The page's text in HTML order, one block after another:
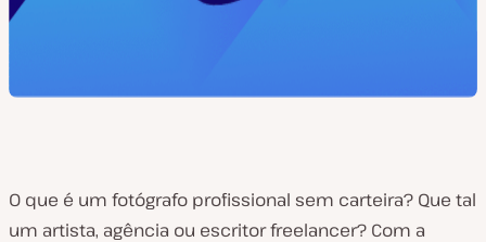
O que é um fotógrafo profissional sem carteira? Que tal
um artista, agência ou escritor freelancer? Com a